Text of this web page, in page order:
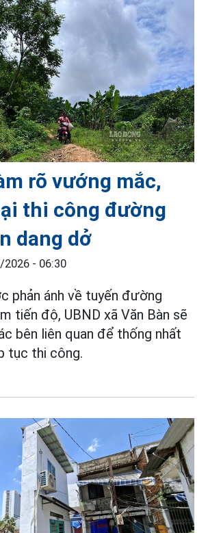
rõ vướng mắc,
thi công đường
dang dở
2026 - 06:30
phản ánh về tuyến đường
tiến độ, UBND xã Văn Bàn sẽ
bên liên quan để thống nhất
tục thi công.